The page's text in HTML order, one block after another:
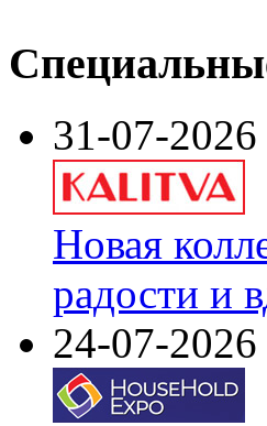
31-07-2026
Новая
радости и
24-07-2026